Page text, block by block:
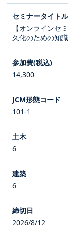
【オンラインセ
久化のための知
14,300
101-1
6
6
2026/8/12